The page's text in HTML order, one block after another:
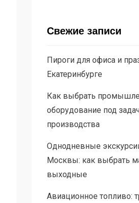
Свежие записи
Пироги для офиса и
Екатеринбурге
Как выбрать
оборудование под
производства
Однодневные
Москвы: как выбрать
выходные
Авиационное топливо: